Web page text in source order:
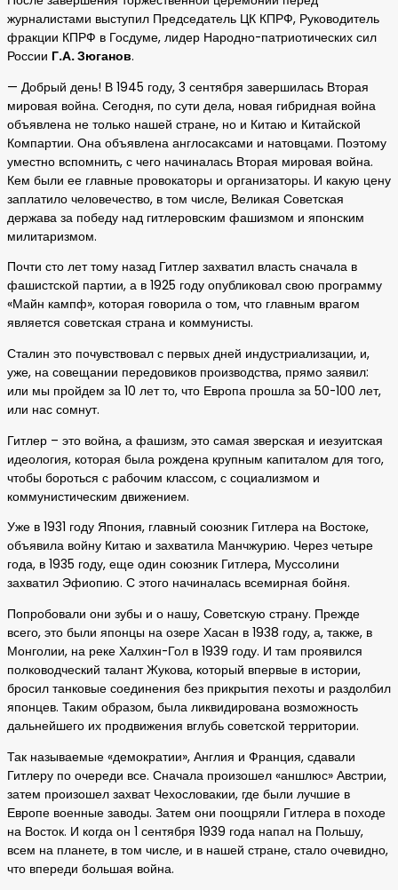
журналистами выступил Председатель ЦК КПРФ, Руководитель
фракции КПРФ в Госдуме, лидер Народно-патриотических сил
России Г.А. Зюганов.
— Добрый день! В 1945 году, 3 сентября завершилась Вторая
мировая война. Сегодня, по сути дела, новая гибридная война
объявлена не только нашей стране, но и Китаю и Китайской
Компартии. Она объявлена англосаксами и натовцами. Поэтому
уместно вспомнить, с чего начиналась Вторая мировая война.
Кем были ее главные провокаторы и организаторы. И какую цену
заплатило человечество, в том числе, Великая Советская
держава за победу над гитлеровским фашизмом и японским
милитаризмом.
Почти сто лет тому назад Гитлер захватил власть сначала в
фашистской партии, а в 1925 году опубликовал свою программу
«Майн кампф», которая говорила о том, что главным врагом
является советская страна и коммунисты.
Сталин это почувствовал с первых дней индустриализации, и,
уже, на совещании передовиков производства, прямо заявил:
или мы пройдем за 10 лет то, что Европа прошла за 50-100 лет,
или нас сомнут.
Гитлер – это война, а фашизм, это самая зверская и иезуитская
идеология, которая была рождена крупным капиталом для того,
чтобы бороться с рабочим классом, с социализмом и
коммунистическим движением.
Уже в 1931 году Япония, главный союзник Гитлера на Востоке,
объявила войну Китаю и захватила Манчжурию. Через четыре
года, в 1935 году, еще один союзник Гитлера, Муссолини
захватил Эфиопию. С этого начиналась всемирная бойня.
Попробовали они зубы и о нашу, Советскую страну. Прежде
всего, это были японцы на озере Хасан в 1938 году, а, также, в
Монголии, на реке Халхин-Гол в 1939 году. И там проявился
полководческий талант Жукова, который впервые в истории,
бросил танковые соединения без прикрытия пехоты и раздолбил
японцев. Таким образом, была ликвидирована возможность
дальнейшего их продвижения вглубь советской территории.
Так называемые «демократии», Англия и Франция, сдавали
Гитлеру по очереди все. Сначала произошел «аншлюс» Австрии,
затем произошел захват Чехословакии, где были лучшие в
Европе военные заводы. Затем они поощряли Гитлера в походе
на Восток. И когда он 1 сентября 1939 года напал на Польшу,
всем на планете, в том числе, и в нашей стране, стало очевидно,
что впереди большая война.